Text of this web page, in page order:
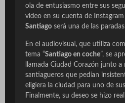
ola de entusiasmo entre sus
video en su cuenta de
Santiago será una de las
En el audiovisual, que utiliza
tema “Santiago en coche”, se
llamada Ciudad Corazón junto
santiagueros que pedían
eligiera la ciudad para uno de
Finalmente, su deseo se hizo